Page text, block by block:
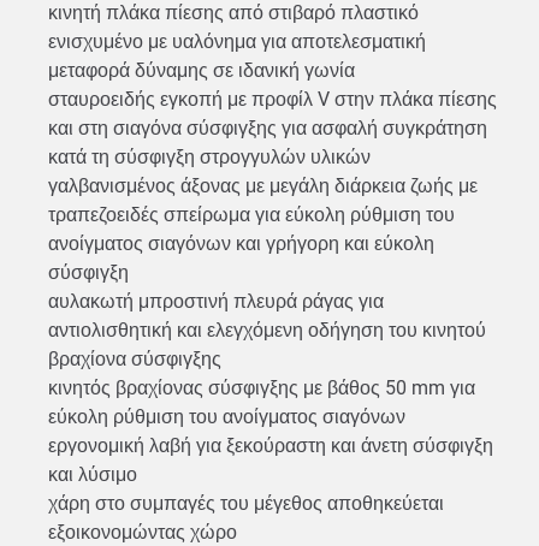
κινητή πλάκα πίεσης από στιβαρό πλαστικό
ενισχυμένο με υαλόνημα για αποτελεσματική
μεταφορά δύναμης σε ιδανική γωνία
σταυροειδής εγκοπή με προφίλ V στην πλάκα πίεσης
και στη σιαγόνα σύσφιγξης για ασφαλή συγκράτηση
κατά τη σύσφιγξη στρογγυλών υλικών
γαλβανισμένος άξονας με μεγάλη διάρκεια ζωής με
τραπεζοειδές σπείρωμα για εύκολη ρύθμιση του
ανοίγματος σιαγόνων και γρήγορη και εύκολη
σύσφιγξη
αυλακωτή μπροστινή πλευρά ράγας για
αντιολισθητική και ελεγχόμενη οδήγηση του κινητού
βραχίονα σύσφιγξης
κινητός βραχίονας σύσφιγξης με βάθος 50 mm για
εύκολη ρύθμιση του ανοίγματος σιαγόνων
εργονομική λαβή για ξεκούραστη και άνετη σύσφιγξη
και λύσιμο
χάρη στο συμπαγές του μέγεθος αποθηκεύεται
εξοικονομώντας χώρο